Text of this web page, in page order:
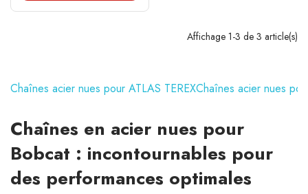
Affichage 1-3 de 3 article(s)
Chaînes acier nues pour ATLAS TEREXChaînes acier nues
Chaînes en acier nues pour
Bobcat : incontournables pour
des performances optimales